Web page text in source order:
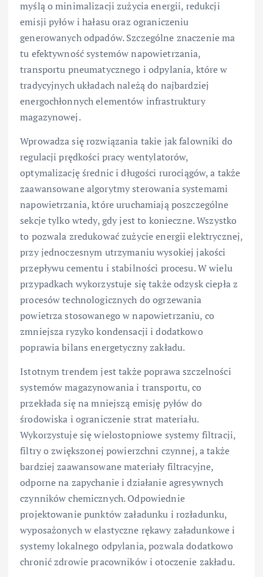
myślą o minimalizacji zużycia energii, redukcji
emisji pyłów i hałasu oraz ograniczeniu
generowanych odpadów. Szczególne znaczenie ma
tu efektywność systemów napowietrzania,
transportu pneumatycznego i odpylania, które w
tradycyjnych układach należą do najbardziej
energochłonnych elementów infrastruktury
magazynowej.
Wprowadza się rozwiązania takie jak falowniki do
regulacji prędkości pracy wentylatorów,
optymalizację średnic i długości rurociągów, a także
zaawansowane algorytmy sterowania systemami
napowietrzania, które uruchamiają poszczególne
sekcje tylko wtedy, gdy jest to konieczne. Wszystko
to pozwala zredukować zużycie energii elektrycznej,
przy jednoczesnym utrzymaniu wysokiej jakości
przepływu cementu i stabilności procesu. W wielu
przypadkach wykorzystuje się także odzysk ciepła z
procesów technologicznych do ogrzewania
powietrza stosowanego w napowietrzaniu, co
zmniejsza ryzyko kondensacji i dodatkowo
poprawia bilans energetyczny zakładu.
Istotnym trendem jest także poprawa szczelności
systemów magazynowania i transportu, co
przekłada się na mniejszą emisję pyłów do
środowiska i ograniczenie strat materiału.
Wykorzystuje się wielostopniowe systemy filtracji,
filtry o zwiększonej powierzchni czynnej, a także
bardziej zaawansowane materiały filtracyjne,
odporne na zapychanie i działanie agresywnych
czynników chemicznych. Odpowiednie
projektowanie punktów załadunku i rozładunku,
wyposażonych w elastyczne rękawy załadunkowe i
systemy lokalnego odpylania, pozwala dodatkowo
chronić zdrowie pracowników i otoczenie zakładu.